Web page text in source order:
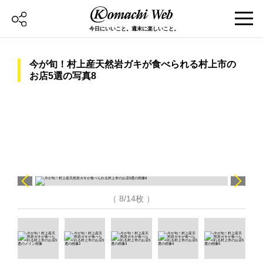
今日にいいこと。週末に楽しいこと。
今が旬！村上産天然岩ガキが食べられる村上市の
お店5選の写真8
（ 8/14枚 ）